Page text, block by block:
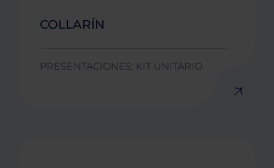
COLLARÍN
PRESENTACIONES: KIT UNITARIO